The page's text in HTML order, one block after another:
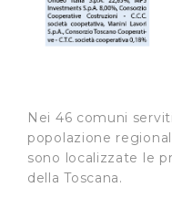
Nei 46 comuni
popolazione
sono localizzate le
della Toscana.